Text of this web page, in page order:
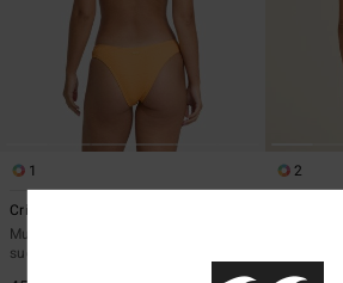
1
Crinkle Crush Cocoa
Mutandina bikini con copertura
succinta Giallo Donna
2
49,95 €